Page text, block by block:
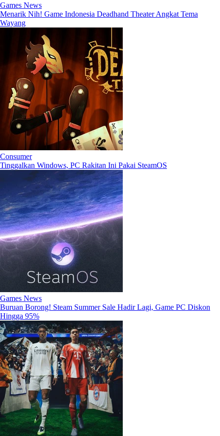
Games News
Menarik Nih! Game Indonesia Deadhand Theater Angkat Tema
Wayang
Consumer
Tinggalkan Windows, PC Rakitan Ini Pakai SteamOS
Games News
Buruan Borong! Steam Summer Sale Hadir Lagi, Game PC Diskon
Hingga 95%